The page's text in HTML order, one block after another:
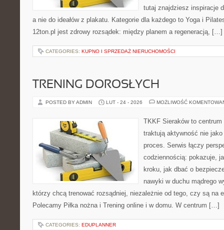
tutaj znajdziesz inspiracje
a nie do ideałów z plakatu. Kategorie dla każdego to Yoga i
12ton.pl jest zdrowy rozsądek: między planem a regeneracją, […]
CATEGORIES: KUPNO I SPRZEDAŻ NIERUCHOMOŚCI
TRENING DOROSŁYCH
POSTED BY ADMIN LUT - 24 - 2026 MOŻLIWOŚĆ
TKKF Sieraków to
traktują aktywność nie
proces. Serwis łączy
codziennością: pokazuje,
kroku, jak dbać o
nawyki w duchu mądrego
którzy chcą trenować rozsądniej, niezależnie od tego, czy są na
Polecamy Piłka nożna i Trening online i w domu. W centrum […]
CATEGORIES: EDUPLANNER